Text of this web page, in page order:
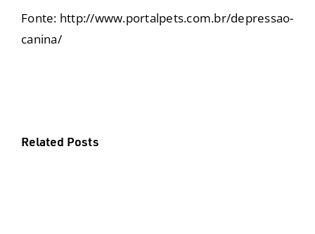
Fonte: http://www.portalpets.com.br/depressao-
canina/
Related Posts